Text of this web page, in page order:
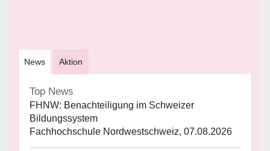
News Aktion
Top News
FHNW: Benachteiligung im Schweizer
Bildungssystem
Fachhochschule Nordwestschweiz, 07.08.2026